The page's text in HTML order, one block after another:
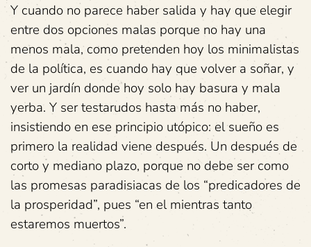
Y cuando no parece haber salida y hay que elegir
entre dos opciones malas porque no hay una
menos mala, como pretenden hoy los minimalistas
de la política, es cuando hay que volver a soñar, y
ver un jardín donde hoy solo hay basura y mala
yerba. Y ser testarudos hasta más no haber,
insistiendo en ese principio utópico: el sueño es
primero la realidad viene después. Un después de
corto y mediano plazo, porque no debe ser como
las promesas paradisiacas de los “predicadores de
la prosperidad”, pues “en el mientras tanto
estaremos muertos”.